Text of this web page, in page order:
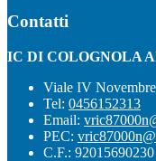
Contatti
IC DI COLOGNOLA
Viale IV
Tel: 0456152313
Email:
PEC:
C.F.: 92015690230